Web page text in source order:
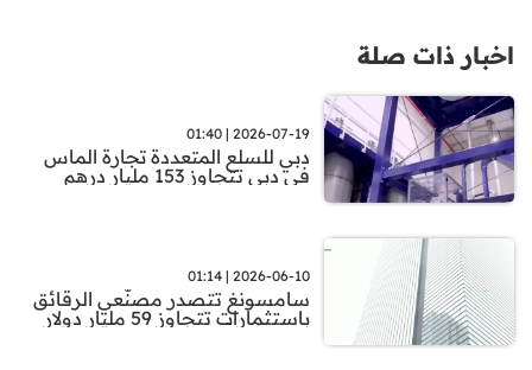
اخبار ذات صلة
2026-07-19 | 01:40
دبي للسلع المتعددة تجارة الماس
في دبي تتجاوز 153 مليار درهم
2026-06-10 | 01:14
سامسونغ تتصدر مصنّعي الرقائق
باستثمارات تتجاوز 59 مليار دولار